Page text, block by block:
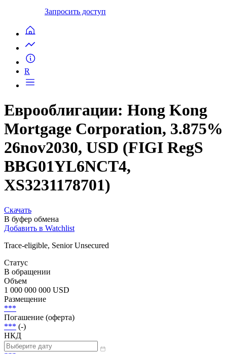
Запросить доступ
R
Еврооблигации: Hong Kong
Mortgage Corporation, 3.875%
26nov2030, USD (FIGI RegS
BBG01YL6NCT4,
XS3231178701)
Скачать
В буфер обмена
Добавить в Watchlist
Trace-eligible, Senior Unsecured
Статус
В обращении
Объем
1 000 000 000 USD
Размещение
***
Погашение (оферта)
*** (-)
НКД